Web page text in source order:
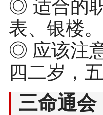
◎ 适合的
表、银楼
◎ 应该注
四二岁，
三命通会